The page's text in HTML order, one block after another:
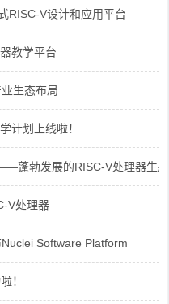
RISC-V设计和应用平台
教学平台
生态布局
计划上线啦！
蓬勃发展的RISC-V处理器生态
V处理器
Software Platform
！